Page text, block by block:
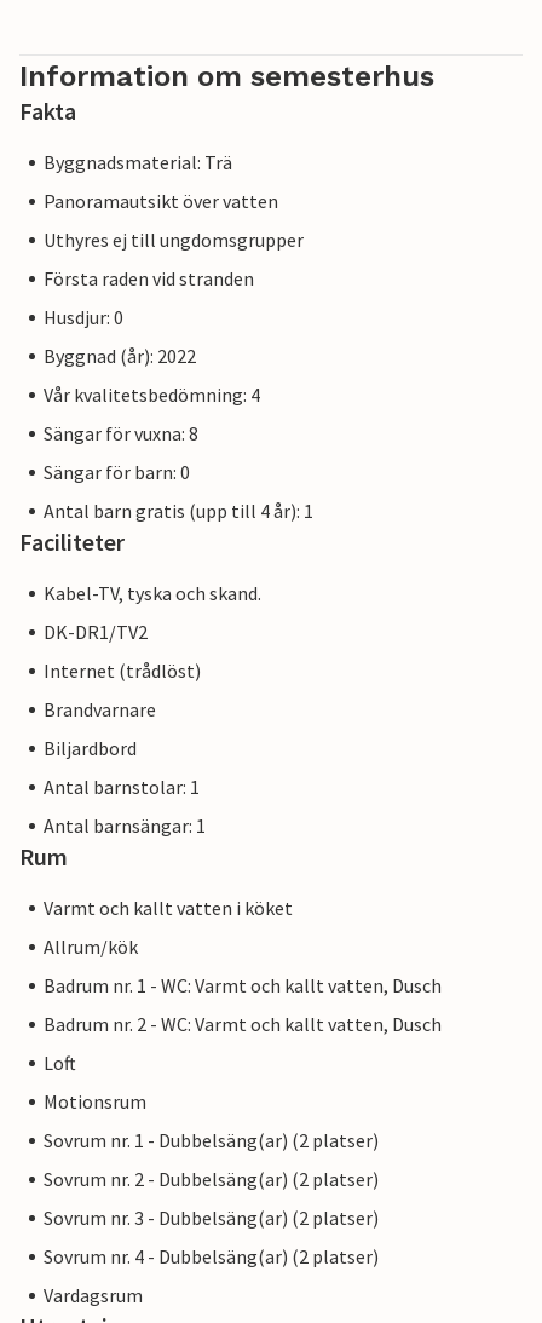
Information om semesterhus
Fakta
Byggnadsmaterial: Trä
Panoramautsikt över vatten
Uthyres ej till ungdomsgrupper
Första raden vid stranden
Husdjur: 0
Byggnad (år): 2022
Vår kvalitetsbedömning: 4
Sängar för vuxna: 8
Sängar för barn: 0
Antal barn gratis (upp till 4 år): 1
Faciliteter
Kabel-TV, tyska och skand.
DK-DR1/TV2
Internet (trådlöst)
Brandvarnare
Biljardbord
Antal barnstolar: 1
Antal barnsängar: 1
Rum
Varmt och kallt vatten i köket
Allrum/kök
Badrum nr. 1 - WC: Varmt och kallt vatten, Dusch
Badrum nr. 2 - WC: Varmt och kallt vatten, Dusch
Loft
Motionsrum
Sovrum nr. 1 - Dubbelsäng(ar) (2 platser)
Sovrum nr. 2 - Dubbelsäng(ar) (2 platser)
Sovrum nr. 3 - Dubbelsäng(ar) (2 platser)
Sovrum nr. 4 - Dubbelsäng(ar) (2 platser)
Vardagsrum